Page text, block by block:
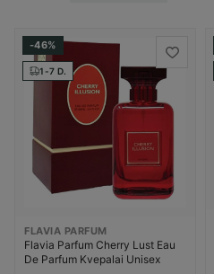
-46%
1-7 D.
FLAVIA PARFUM
Flavia Parfum Cherry Lust Eau
De Parfum Kvepalai Unisex